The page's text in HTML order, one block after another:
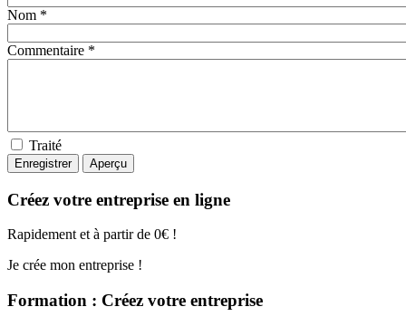
Nom *
Commentaire *
Traité
Créez votre entreprise en ligne
Rapidement et à partir de 0€ !
Je crée mon entreprise !
Formation : Créez votre entreprise